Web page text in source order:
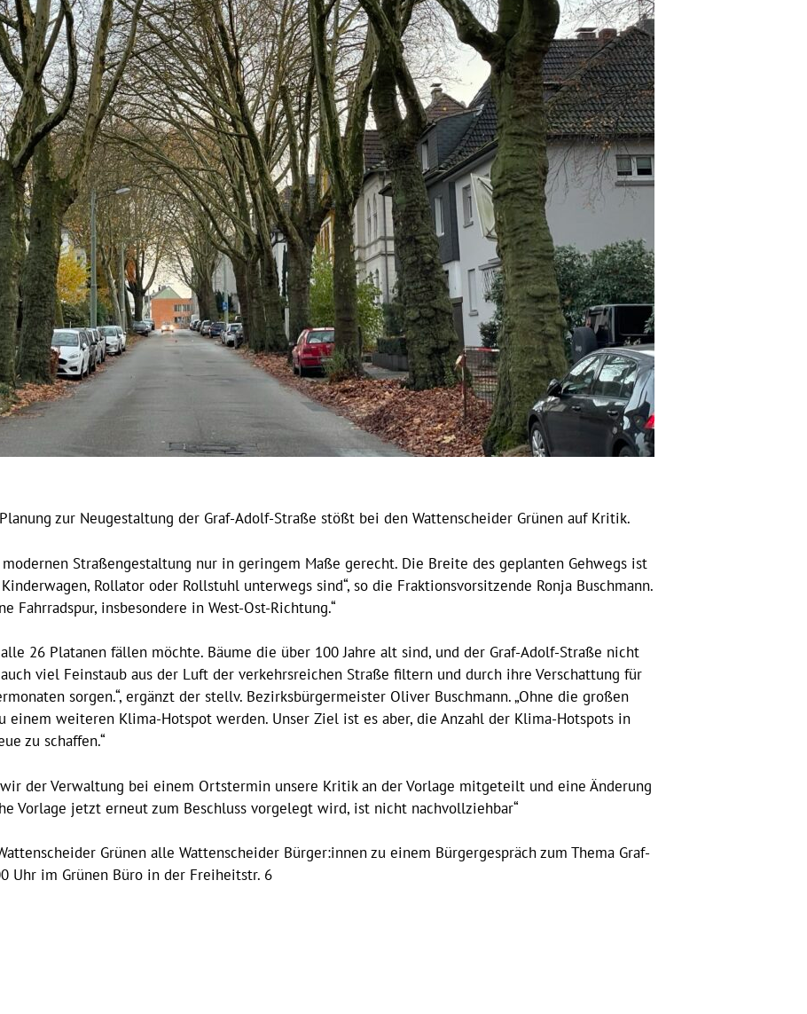
zur Neugestaltung der Graf-Adolf-Straße stößt bei den Wattenscheider Grünen auf Kritik.
Straßengestaltung nur in geringem Maße gerecht. Die Breite des geplanten Gehwegs ist
Rollator oder Rollstuhl unterwegs sind“, so die Fraktionsvorsitzende Ronja Buschmann.
Fahrradspur, insbesondere in West-Ost-Richtung.“
26 Platanen fällen möchte. Bäume die über 100 Jahre alt sind, und der Graf-Adolf-Straße nicht
viel Feinstaub aus der Luft der verkehrsreichen Straße filtern und durch ihre Verschattung für
sorgen.“, ergänzt der stellv. Bezirksbürgermeister Oliver Buschmann. „Ohne die großen
einem weiteren Klima-Hotspot werden. Unser Ziel ist es aber, die Anzahl der Klima-Hotspots in
zu schaffen.“
der Verwaltung bei einem Ortstermin unsere Kritik an der Vorlage mitgeteilt und eine Änderung
Vorlage jetzt erneut zum Beschluss vorgelegt wird, ist nicht nachvollziehbar“
Grünen alle Wattenscheider Bürger:innen zu einem Bürgergespräch zum Thema Graf-
Uhr im Grünen Büro in der Freiheitstr. 6